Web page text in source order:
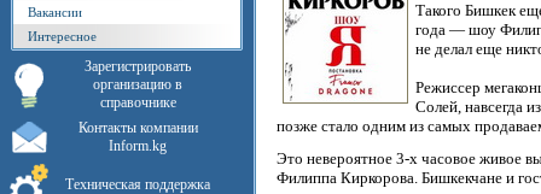
Вакансии
Интересное
Зарегистрировать
организацию в
справочнике
Контакты компании
Inform.kg
Техническая поддержка
Такого Бишкек
года — шоу
не делал еще
Режиссер
Солей, навсегда
позже стало одним из самых
Это невероятное 3-х часовое живое
Филиппа Киркорова. Бишкекчане и